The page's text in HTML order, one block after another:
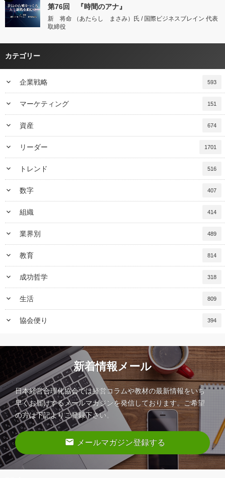
第76回 『時間のアナ』
新 将命 （あたらし まさみ）氏 / 国際ビジネスブレイン 代表
取締役
カテゴリー
keyboard_arrow_down 企業戦略 593
keyboard_arrow_down マーケティング 151
keyboard_arrow_down 資産 674
keyboard_arrow_down リーダー 1701
keyboard_arrow_down トレンド 516
keyboard_arrow_down 数字 407
keyboard_arrow_down 組織 414
keyboard_arrow_down 業界別 489
keyboard_arrow_down 教育 814
keyboard_arrow_down 成功哲学 318
keyboard_arrow_down 生活 809
keyboard_arrow_down 協会便り 394
新着情報メール
日本経営合理化協会では経営コラムや教材の最新情報をいち
早くお届けするメールマガジンを発信しております。ご希望
の方は下記よりご登録下さい。
email メールマガジン登録する